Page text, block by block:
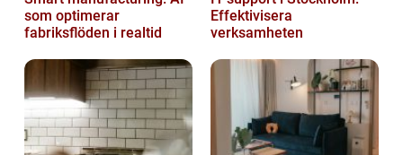
som optimerar
fabriksflöden i realtid
Effektivisera
verksamheten